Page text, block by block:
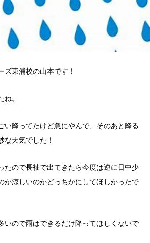
ズ東浦校の山本です！
。
い降ってたけど急にやんで、そのあと降る
な天気でした！
たので長袖で出てきたら今度は逆に日中少
か涼しいのかどっちかにしてほしかったで
いので雨はできるだけ降ってほしくないで